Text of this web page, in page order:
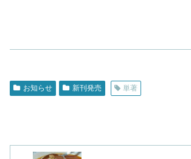
お知らせ 新刊発売 単著